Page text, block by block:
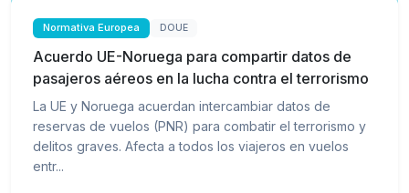
Normativa Europea DOUE
Acuerdo UE-Noruega para compartir datos de
pasajeros aéreos en la lucha contra el terrorismo
La UE y Noruega acuerdan intercambiar datos de
reservas de vuelos (PNR) para combatir el terrorismo y
delitos graves. Afecta a todos los viajeros en vuelos
entr...